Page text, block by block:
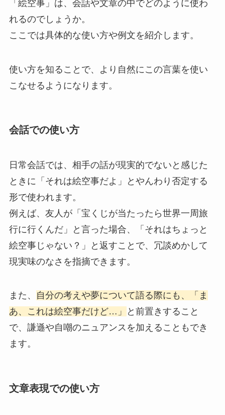
「絵空事」は、会話や文章の中でどのように使わ
れるのでしょうか。
ここでは具体的な使い方や例文を紹介します。
使い方を知ることで、より自然にこの言葉を使い
こなせるようになります。
会話での使い方
日常会話では、相手の話が現実的でないと感じた
ときに「それは絵空事だよ」とやんわり否定する
形で使われます。
例えば、友人が「宝くじが当たったら世界一周旅
行に行くんだ」と言った場合、「それはちょっと
絵空事じゃない？」と返すことで、冗談めかして
現実味のなさを指摘できます。
また、
自分の考えや夢について語る際にも、「ま
あ、これは絵空事だけど…」
と前置きすること
で、謙遜や自嘲のニュアンスを加えることもでき
ます。
文章表現での使い方